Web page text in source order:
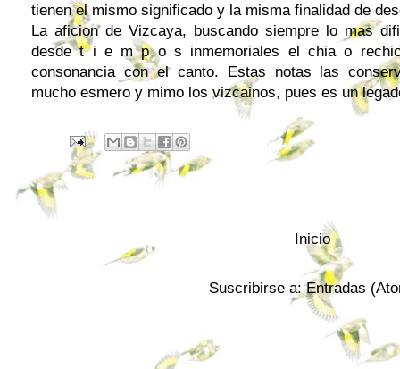
tienen el mismo significado y la misma finalidad de
La aficion de Vizcaya, buscando siempre lo mas
desde t i e m p o s inmemoriales el chia o
consonancia con el canto. Estas notas las
mucho esmero y mimo los vizcainos, pues es un
Inicio
Suscribirse a:Entradas